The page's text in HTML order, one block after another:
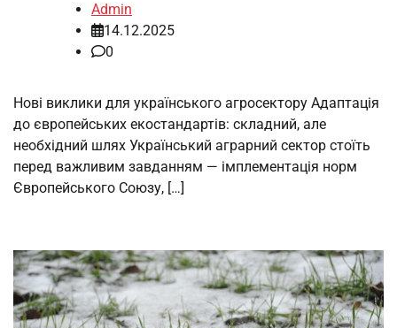
Admin
14.12.2025
0
Нові виклики для українського агросектору Адаптація
до європейських екостандартів: складний, але
необхідний шлях Український аграрний сектор стоїть
перед важливим завданням — імплементація норм
Європейського Союзу, […]